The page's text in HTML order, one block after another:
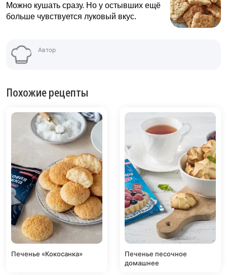
Можно кушать сразу. Но у остывших ещё
больше чувствуется луковый вкус.
Автор
Похожие рецепты
Печенье «Кокосанка»
Печенье песочное
домашнее